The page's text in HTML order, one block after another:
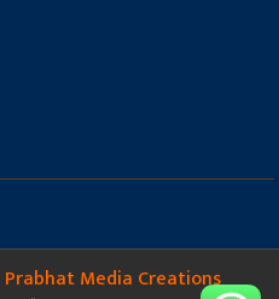
Prabhat Media Creations